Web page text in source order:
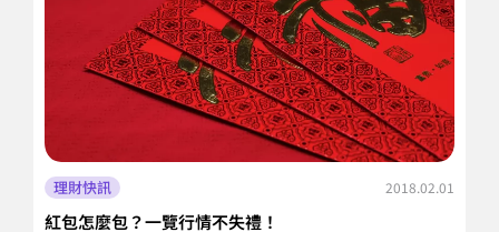
理財快訊 2018.02.01
紅包怎麼包？一覽行情不失禮！